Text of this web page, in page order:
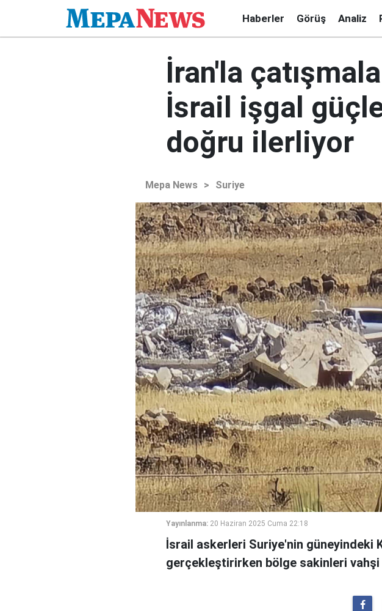
Haberler Görüş Analiz
İran'la
İsrail işgal
doğru ilerliyor
Mepa News > Suriye
Yayınlanma: 20 Haziran 2025 Cuma 22:18
İsrail askerleri Suriye'nin güneyindeki
gerçekleştirirken bölge sakinleri vahşi